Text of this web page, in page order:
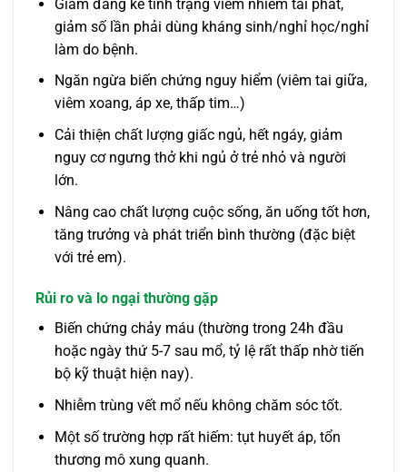
Giảm đáng kể tình trạng viêm nhiễm tái phát,
giảm số lần phải dùng kháng sinh/nghỉ học/nghỉ
làm do bệnh.
Ngăn ngừa biến chứng nguy hiểm (viêm tai giữa,
viêm xoang, áp xe, thấp tim…)
Cải thiện chất lượng giấc ngủ, hết ngáy, giảm
nguy cơ ngưng thở khi ngủ ở trẻ nhỏ và người
lớn.
Nâng cao chất lượng cuộc sống, ăn uống tốt hơn,
tăng trưởng và phát triển bình thường (đặc biệt
với trẻ em).
Rủi ro và lo ngại thường gặp
Biến chứng chảy máu (thường trong 24h đầu
hoặc ngày thứ 5-7 sau mổ, tỷ lệ rất thấp nhờ tiến
bộ kỹ thuật hiện nay).
Nhiễm trùng vết mổ nếu không chăm sóc tốt.
Một số trường hợp rất hiếm: tụt huyết áp, tổn
thương mô xung quanh.